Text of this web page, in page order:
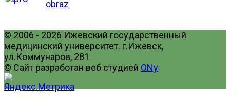
© 2006 - 2026 Ижевский государственный
медицинский университет. г.Ижевск,
ул.Коммунаров, 281.
© Сайт разработан веб студией ONy